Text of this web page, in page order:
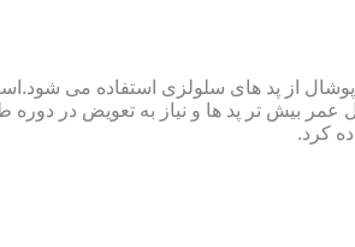
پوشال از پد های سلولزی استفاده می
بیش تر پد ها و نیاز به تعویض در دوره
کرد.